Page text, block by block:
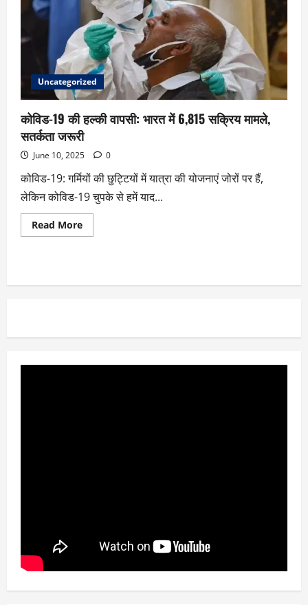
Uncategorized
कोविड-19 की हल्की वापसी: भारत में 6,815 सक्रिय मामले,
सतर्कता जरूरी
June 10, 2025 0
कोविड-19: गर्मियों की छुट्टियों में यात्रा की योजनाएं जोरों पर हैं,
लेकिन कोविड-19 चुपके से हमें याद...
Read More